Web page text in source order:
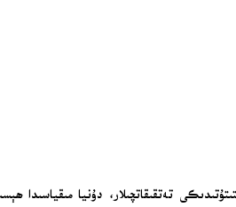
تەتقىقاتچىلار، دۇنيا